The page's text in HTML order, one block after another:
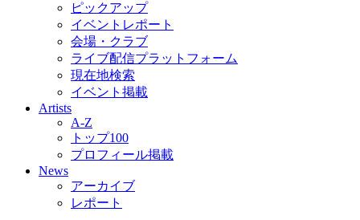
ピックアップ
イベントレポート
会場・クラブ
ライブ配信プラットフォーム
現在地検索
イベント掲載
Artists
A-Z
トップ100
プロフィール掲載
News
アーカイブ
レポート